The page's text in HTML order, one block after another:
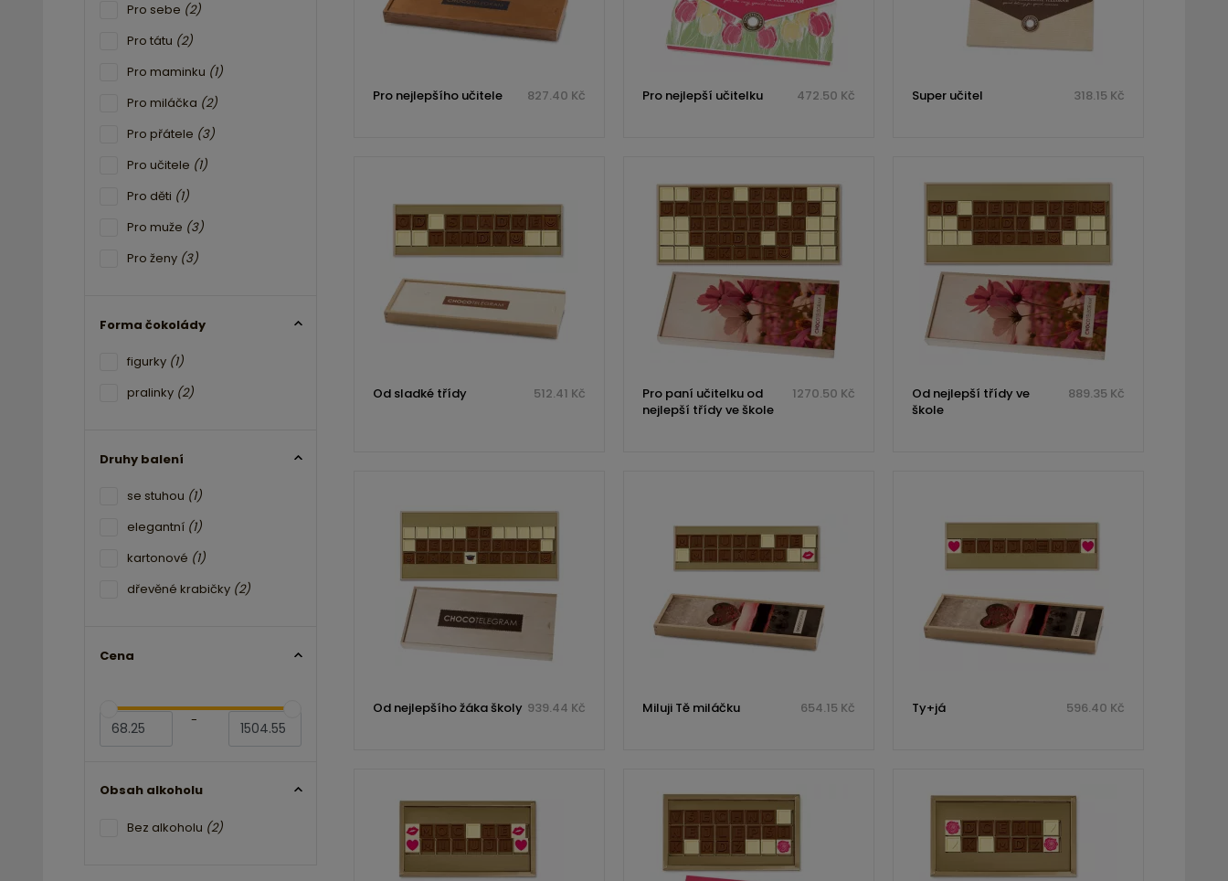
Pro sebe (2)
Pro tátu (2)
Pro maminku (1)
Pro miláčka (2)
Pro přátele (3)
Pro učitele (1)
Pro děti (1)
Pro muže (3)
Pro ženy (3)
Forma čokolády
figurky (1)
pralinky (2)
Druhy balení
se stuhou (1)
elegantní (1)
kartonové (1)
dřevěné krabičky (2)
Cena
-
Obsah alkoholu
Bez alkoholu (2)
Pro nejlepšího učitele 827.40 Kč Pro nejlepší učitelku 472.50 Kč Super učitel 318.15 Kč
Od sladké třídy 512.41 Kč
Pro paní učitelku od
nejlepší třídy ve škole
1270.50 Kč
Od nejlepší třídy ve
škole
889.35 Kč
Od nejlepšího žáka školy 939.44 Kč Miluji Tě miláčku 654.15 Kč Ty+já 596.40 Kč